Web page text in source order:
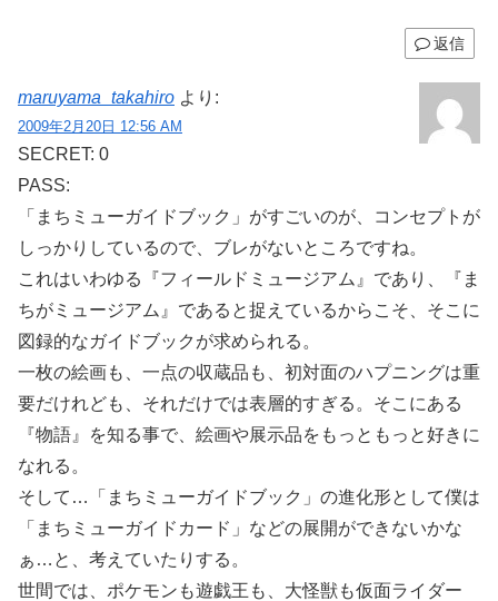
返信
maruyama_takahiro より:
2009年2月20日 12:56 AM
SECRET: 0
PASS:
「まちミューガイドブック」がすごいのが、コンセプトが
しっかりしているので、ブレがないところですね。
これはいわゆる『フィールドミュージアム』であり、『ま
ちがミュージアム』であると捉えているからこそ、そこに
図録的なガイドブックが求められる。
一枚の絵画も、一点の収蔵品も、初対面のハプニングは重
要だけれども、それだけでは表層的すぎる。そこにある
『物語』を知る事で、絵画や展示品をもっともっと好きに
なれる。
そして…「まちミューガイドブック」の進化形として僕は
「まちミューガイドカード」などの展開ができないかな
ぁ…と、考えていたりする。
世間では、ポケモンも遊戯王も、大怪獣も仮面ライダー